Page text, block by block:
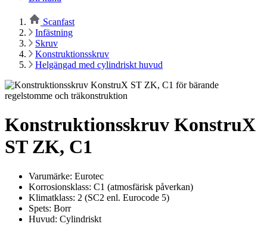
Scanfast
Infästning
Skruv
Konstruktionsskruv
Helgängad med cylindriskt huvud
Konstruktionsskruv KonstruX
ST ZK, C1
Varumärke: Eurotec
Korrosionsklass: C1 (atmosfärisk påverkan)
Klimatklass: 2 (SC2 enl. Eurocode 5)
Spets: Borr
Huvud: Cylindriskt